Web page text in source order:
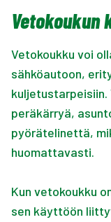
Vetokoukun
Vetokoukku voi
sähköautoon,
peräkärryä,
pyörätelinettä,
huomattavasti.
Kun vetokoukku
sen käyttöön